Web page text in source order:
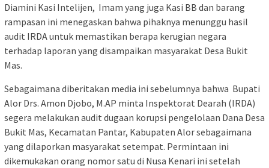
Diamini Kasi Intelijen, Imam yang juga Kasi BB dan barang
rampasan ini menegaskan bahwa pihaknya menunggu hasil
audit IRDA untuk memastikan berapa kerugian negara
terhadap laporan yang disampaikan masyarakat Desa Bukit
Mas.
Sebagaimana diberitakan media ini sebelumnya bahwa Bupati
Alor Drs. Amon Djobo, M.AP minta Inspektorat Dearah (IRDA)
segera melakukan audit dugaan korupsi pengelolaan Dana Desa
Bukit Mas, Kecamatan Pantar, Kabupaten Alor sebagaimana
yang dilaporkan masyarakat setempat. Permintaan ini
dikemukakan orang nomor satu di Nusa Kenari ini setelah